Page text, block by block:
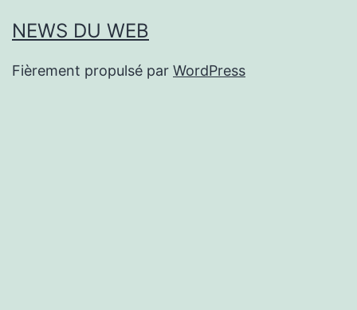
NEWS DU WEB
Fièrement propulsé par WordPress